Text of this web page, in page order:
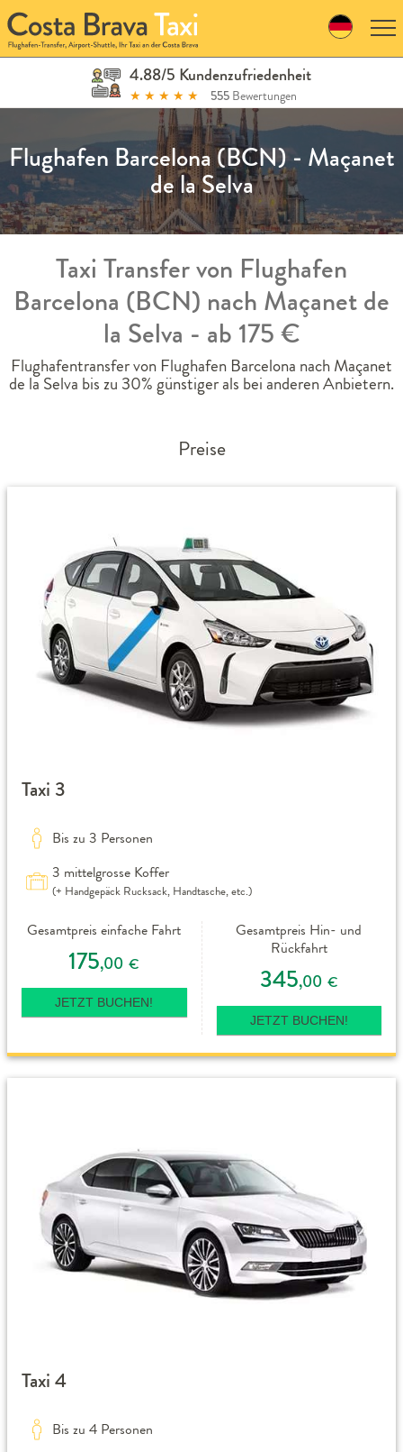
Skip
to
navigation
Skip
4.88/5 Kundenzufriedenheit
★ ★ ★ ★ ★ 555 Bewertungen
Flughafen Barcelona (BCN) - Maçanet
de la Selva
Taxi Transfer von Flughafen
Barcelona (BCN) nach Maçanet de
la Selva - ab 175 €
Flughafentransfer von Flughafen Barcelona nach Maçanet
de la Selva bis zu 30% günstiger als bei anderen Anbietern.
Preise
Taxi 3
Bis zu 3 Personen
3 mittelgrosse Koffer
(+ Handgepäck Rucksack, Handtasche, etc.)
Gesamtpreis einfache Fahrt
175,00 €
JETZT BUCHEN!
Gesamtpreis Hin- und
Rückfahrt
345,00 €
JETZT BUCHEN!
Taxi 4
Bis zu 4 Personen